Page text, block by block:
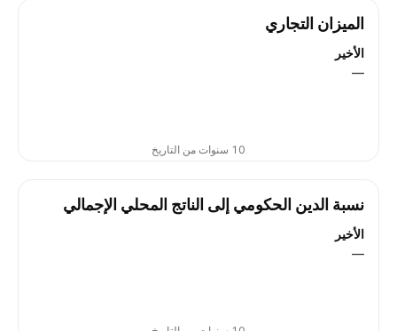
الميزان التجاري
الأخير
—
10 سنوات من التاريخ
نسبة الدين الحكومي إلى الناتج المحلي الإجمالي
الأخير
—